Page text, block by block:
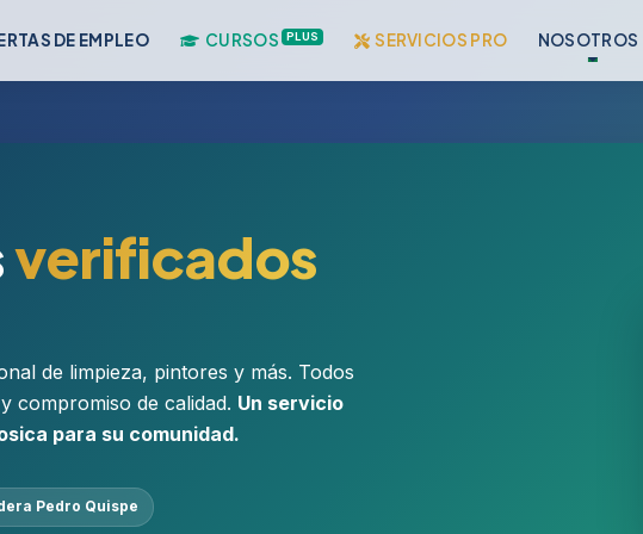
DE EMPLEO CURSOS PLUS SERVICIOS PRO NOSOTROS
verificados
de limpieza, pintores y más. Todos
compromiso de calidad. Un servicio
para su comunidad.
Pedro Quispe